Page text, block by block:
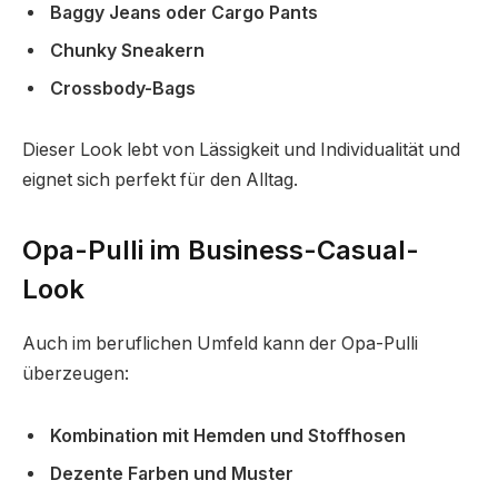
Baggy Jeans oder Cargo Pants
Chunky Sneakern
Crossbody-Bags
Dieser Look lebt von Lässigkeit und Individualität und
eignet sich perfekt für den Alltag.
Opa-Pulli im Business-Casual-
Look
Auch im beruflichen Umfeld kann der Opa-Pulli
überzeugen:
Kombination mit Hemden und Stoffhosen
Dezente Farben und Muster